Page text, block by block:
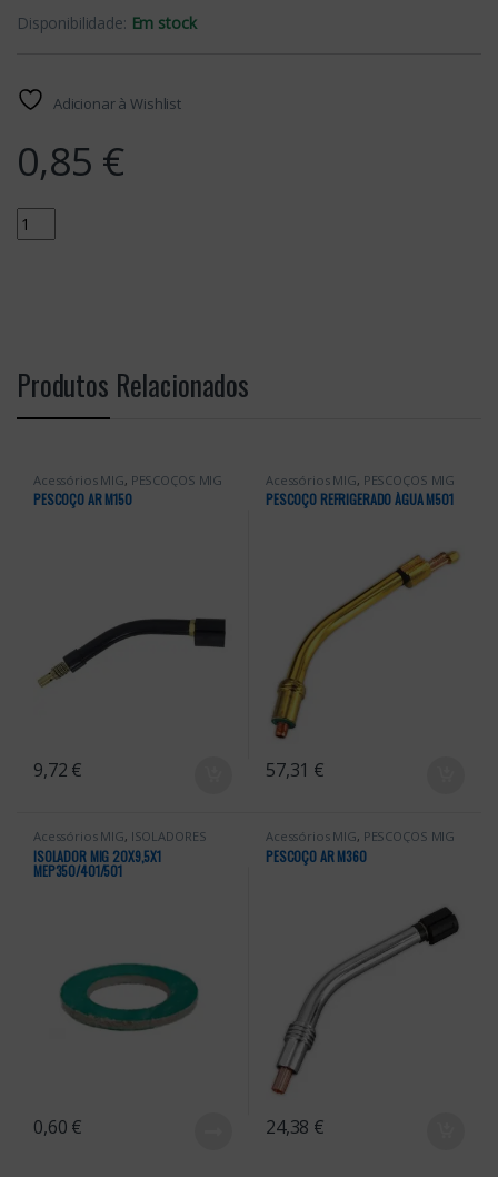
Disponibilidade: Em stock
Adicionar à Wishlist
0,85 €
Quantity
Produtos Relacionados
Acessórios MIG, PESCOÇOS MIG
PESCOÇO AR M150
9,72 €
Acessórios MIG, PESCOÇOS MIG
PESCOÇO REFRIGERADO ÀGUA M501
57,31 €
Acessórios MIG, ISOLADORES
MIG
ISOLADOR MIG 20X9,5X1
MEP350/401/501
0,60 €
Acessórios MIG, PESCOÇOS MIG
PESCOÇO AR M360
24,38 €